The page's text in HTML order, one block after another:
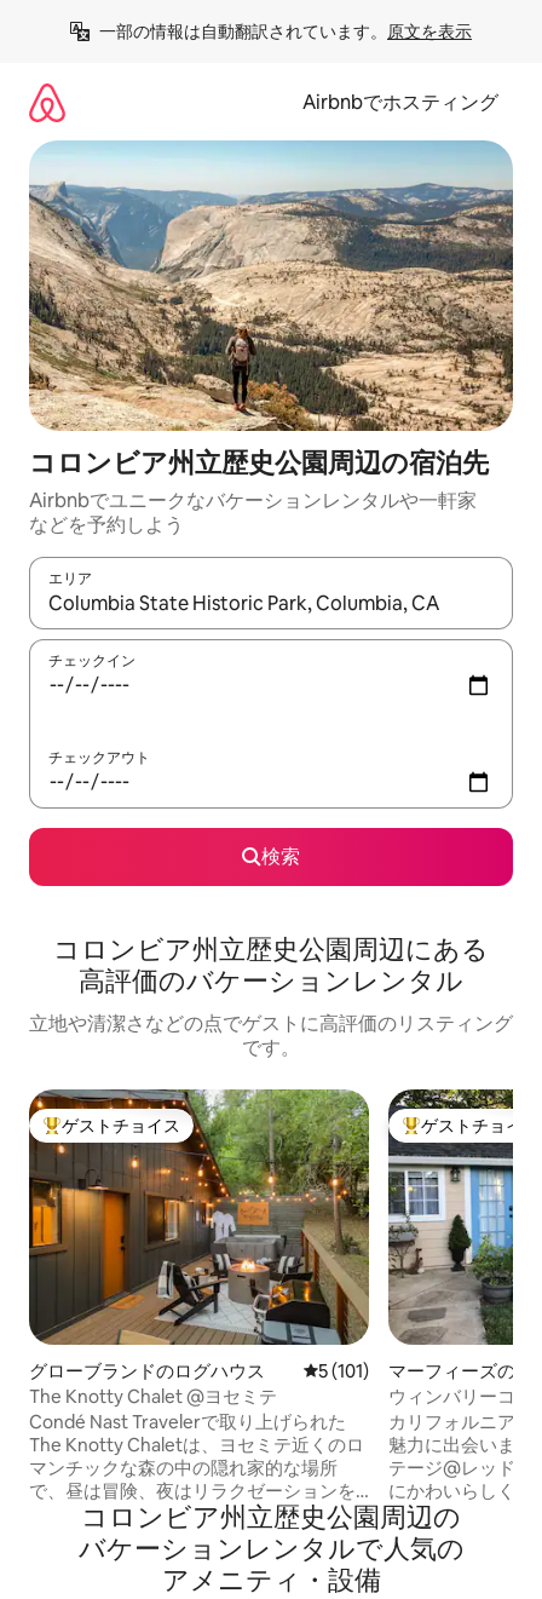
一部の情報は自動翻訳されています。 原文を表示
Airbnbでホスティング
コロンビア州立歴史公園⁠周⁠辺⁠の宿⁠泊⁠先
Airbnbでユニークなバ⁠ケ⁠ー⁠シ⁠ョ⁠ンレ⁠ン⁠タ⁠ルや一⁠軒⁠家
な⁠ど⁠を予⁠約⁠し⁠よ⁠う
エリア
検索結果が表示されたら、上下の矢印キーを使って移動するか
チェックイン
チェックアウト
検索
コロンビア州立歴史公園⁠周⁠辺⁠に⁠あ⁠る
高⁠評⁠価⁠のバ⁠ケ⁠ー⁠シ⁠ョ⁠ン⁠レ⁠ン⁠タ⁠ル
立地や清潔さなどの点でゲストに高評価のリスティング
です。
大好評のゲストチョイスです。
ゲストチョイス
グローブランドのログハウス レビュー101件、5つ星中5つ
5 (101)
The Knotty Chalet @ヨセミテ
Condé Nast Travelerで取り上げられた
The Knotty Chaletは、ヨセミテ近くのロ
マンチックな森の中の隠れ家的な場所
で、昼は冒険、夜はリラクゼーションを
求めるカップルに最適です。 ヨセミテの
名高いトレイルをハイキングした後は、
松の木の下のホットタブに浸かったり、
暖炉のそばでくつろいだり、朝はエスプ
大好評のゲスト
ゲストチョイス
マーフィーズの離
ウィンバリーコテ
ーランチ
カリフォルニア州
魅力に出会いましょう。 ウィ
テージ@レッドルー
にかわいらしく、
クで、快適で、居
待っています。
ン、おとぎ話公園
コロンビア州立歴史公園⁠周⁠辺⁠の
バ⁠ケ⁠ー⁠シ⁠ョ⁠ン⁠レ⁠ン⁠タ⁠ル⁠で人⁠気⁠の
ア⁠メ⁠ニ⁠テ⁠ィ⁠・⁠設⁠備